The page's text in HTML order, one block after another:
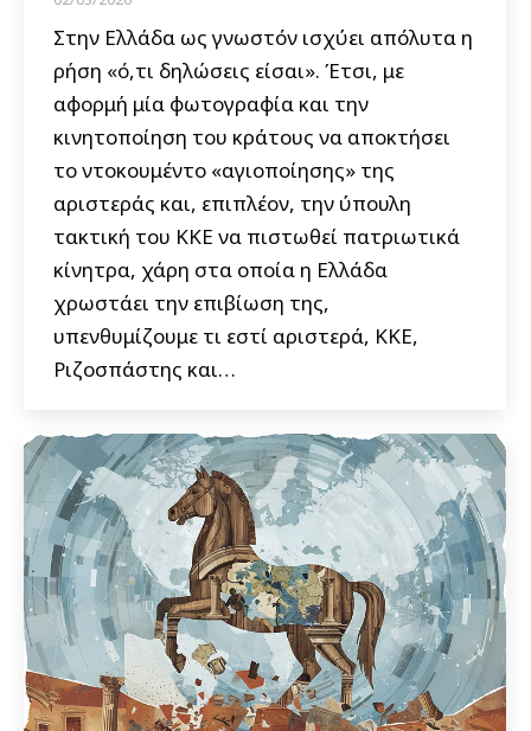
Στην Ελλάδα ως γνωστόν ισχύει απόλυτα η
ρήση «ό,τι δηλώσεις είσαι». Έτσι, με
αφορμή μία φωτογραφία και την
κινητοποίηση του κράτους να αποκτήσει
το ντοκουμέντο «αγιοποίησης» της
αριστεράς και, επιπλέον, την ύπουλη
τακτική του ΚΚΕ να πιστωθεί πατριωτικά
κίνητρα, χάρη στα οποία η Ελλάδα
χρωστάει την επιβίωση της,
υπενθυμίζουμε τι εστί αριστερά, ΚΚΕ,
Ριζοσπάστης και…